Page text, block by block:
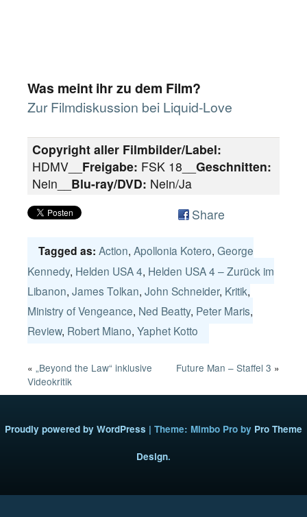
Was meint ihr zu dem Film?
Zur Filmdiskussion bei Liquid-Love
Copyright aller Filmbilder/Label:
HDMV__ Freigabe: FSK 18__ Geschnitten:
Nein__ Blu-ray/DVD: Nein/Ja
Share
Tagged as: Action, Apollonia Kotero, George
Kennedy, Helden USA 4, Helden USA 4 – Zurück im
Libanon, James Tolkan, John Schneider, Kritik,
Ministry of Vengeance, Ned Beatty, Peter Maris,
Review, Robert Miano, Yaphet Kotto
« „Beyond the Law“ inklusive
Videokritik
Future Man – Staffel 3 »
Proudly powered by WordPress | Theme: Mimbo Pro by Pro Theme
Design.